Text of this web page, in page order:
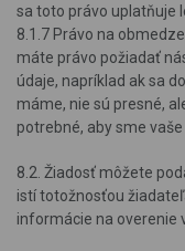
sa toto právo uplatňuje
8.1.7 Právo na
máte právo požiadať
údaje, napríklad ak sa
máme, nie sú presné,
potrebné, aby sme
8.2. Žiadosť môžete
istí totožnosťou
informácie na overenie